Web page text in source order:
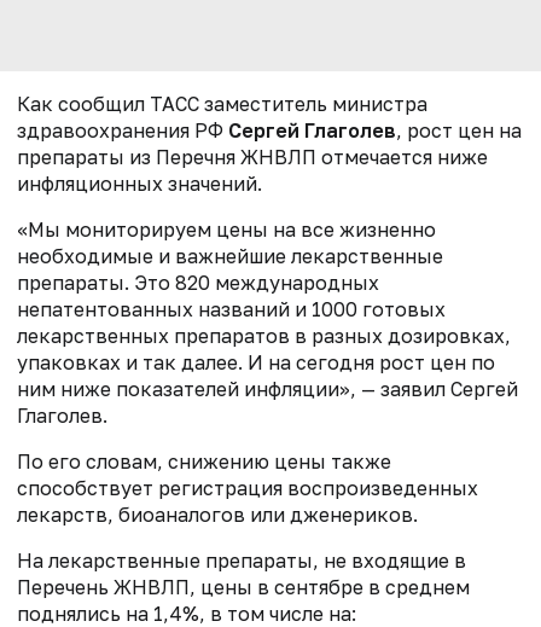
Как сообщил ТАСС заместитель министра
здравоохранения РФ Сергей Глаголев, рост цен на
препараты из Перечня ЖНВЛП отмечается ниже
инфляционных значений.
«Мы мониторируем цены на все жизненно
необходимые и важнейшие лекарственные
препараты. Это 820 международных
непатентованных названий и 1000 готовых
лекарственных препаратов в разных дозировках,
упаковках и так далее. И на сегодня рост цен по
ним ниже показателей инфляции», — заявил Сергей
Глаголев.
По его словам, снижению цены также
способствует регистрация воспроизведенных
лекарств, биоаналогов или дженериков.
На лекарственные препараты, не входящие в
Перечень ЖНВЛП, цены в сентябре в среднем
поднялись на 1,4%, в том числе на: